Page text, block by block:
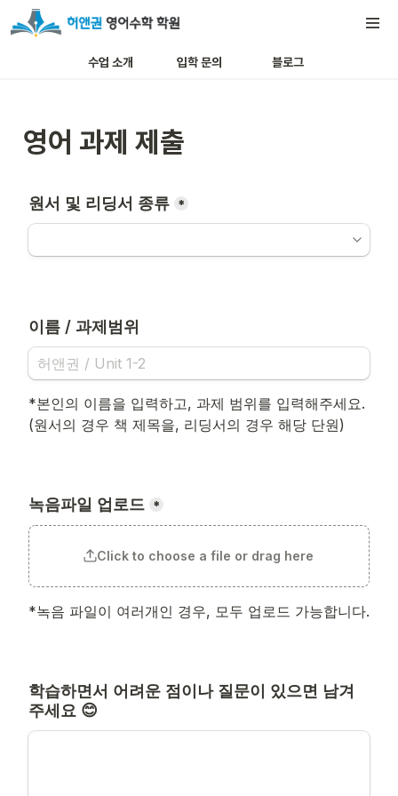
수업 소개 입학 문의 블로그
영어 과제 제출